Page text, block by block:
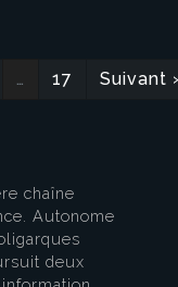
… 17 Suivant
chaîne
Autonome
deux